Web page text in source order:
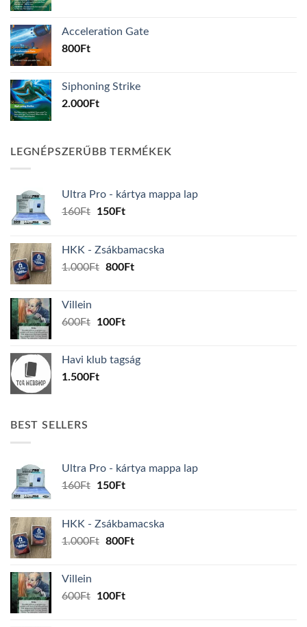
Acceleration Gate
800Ft
Siphoning Strike
2.000Ft
LEGNÉPSZERŰBB TERMÉKEK
Ultra Pro - kártya mappa lap
160Ft
Original
160Ft.
150FtCurrent
150Ft.
HKK - Zsákbamacska
1.000Ft Original
800FtCurrent
Villein
600Ft
Original
600Ft.
100FtCurrent
100Ft.
Havi klub tagság
1.500Ft
BEST SELLERS
Ultra Pro - kártya mappa lap
160Ft
Original
160Ft.
150FtCurrent
150Ft.
HKK - Zsákbamacska
1.000Ft Original
800FtCurrent
Villein
600Ft
Original
100FtCurrent